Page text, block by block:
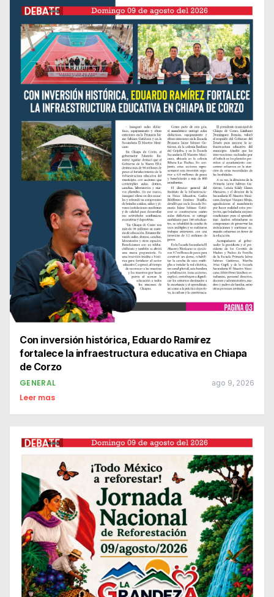
Con inversión histórica, Eduardo Ramírez
fortalece la infraestructura educativa en Chiapa
de Corzo
GENERAL ago 9, 2026
Leer mas